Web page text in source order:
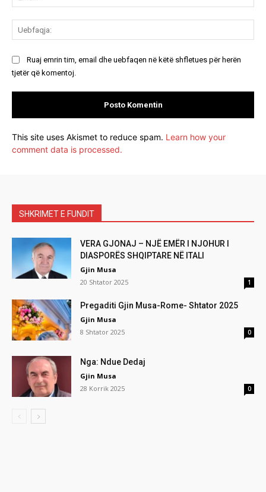
Ruaj emrin tim, email dhe uebfaqen në këtë shfletues për herën
tjetër që komentoj.
This site uses Akismet to reduce spam. Learn how your
comment data is processed.
SHKRIMET E FUNDIT
VERA GJONAJ – NJË EMËR I NJOHUR I
DIASPORËS SHQIPTARE NË ITALI
Gjin Musa
20 Shtator 2025
1
Pregaditi Gjin Musa-Rome- Shtator 2025
Gjin Musa
8 Shtator 2025
0
Nga: Ndue Dedaj
Gjin Musa
28 Korrik 2025
0